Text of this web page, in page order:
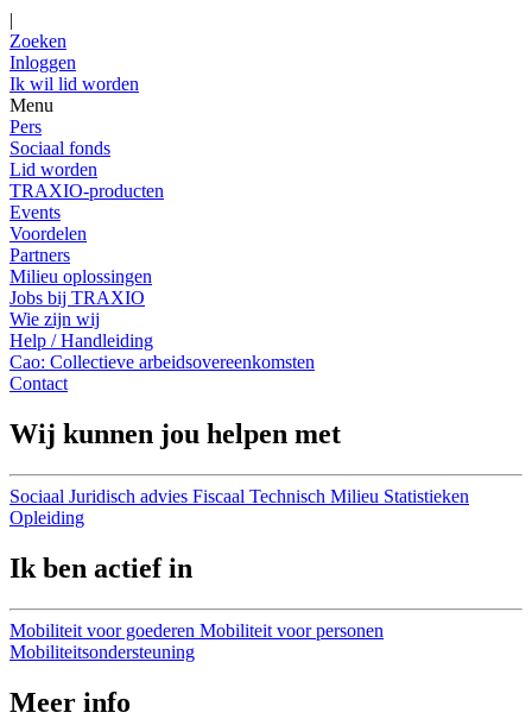
|
Zoeken
Inloggen
Ik wil lid worden
Menu
Pers
Sociaal fonds
Lid worden
TRAXIO-producten
Events
Voordelen
Partners
Milieu oplossingen
Jobs bij TRAXIO
Wie zijn wij
Help / Handleiding
Cao: Collectieve arbeidsovereenkomsten
Contact
Wij kunnen jou helpen met
Sociaal Juridisch advies Fiscaal Technisch Milieu Statistieken
Opleiding
Ik ben actief in
Mobiliteit voor goederen Mobiliteit voor personen
Mobiliteitsondersteuning
Meer info